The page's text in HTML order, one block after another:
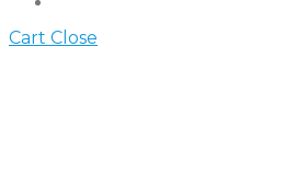
Cart Close